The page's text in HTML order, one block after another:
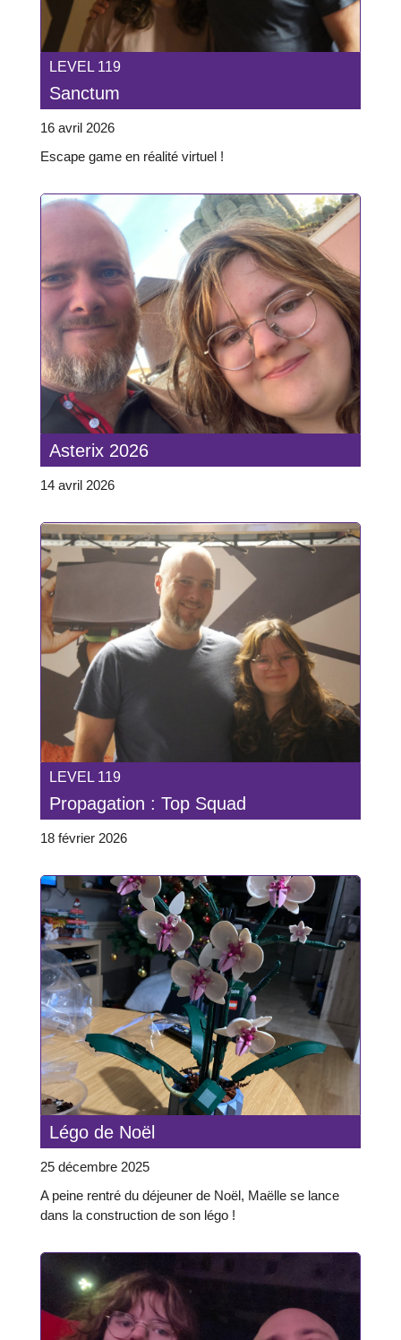
LEVEL 119
Sanctum
16 avril 2026
Escape game en réalité virtuel !
Asterix 2026
14 avril 2026
LEVEL 119
Propagation : Top Squad
18 février 2026
Légo de Noël
25 décembre 2025
A peine rentré du déjeuner de Noël, Maëlle se lance
dans la construction de son légo !